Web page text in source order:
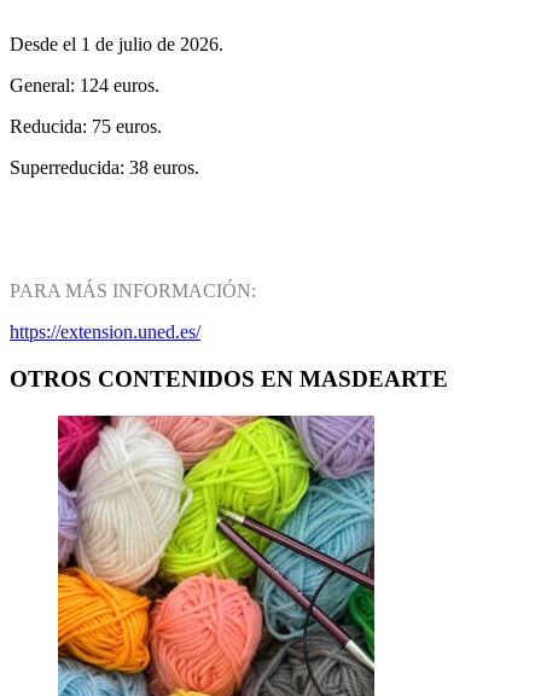
Desde el 1 de julio de 2026.
General: 124 euros.
Reducida: 75 euros.
Superreducida: 38 euros.
PARA MÁS INFORMACIÓN:
https://extension.uned.es/
OTROS CONTENIDOS EN MASDEARTE